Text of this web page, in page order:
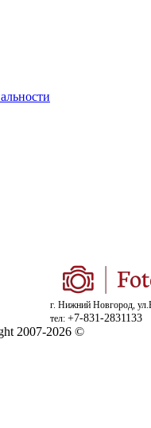
г. Нижний Новгород,
тел: +7-831-2831133
2007-2026 ©